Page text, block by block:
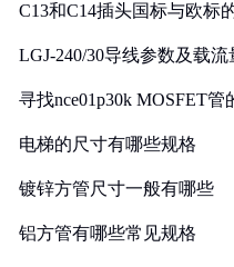
C13和C14插头国标与欧标
LGJ-240/30导线参数及载流
寻找nce01p30k MOSFET
电梯的尺寸有哪些规格
镀锌方管尺寸一般有哪些
铝方管有哪些常见规格